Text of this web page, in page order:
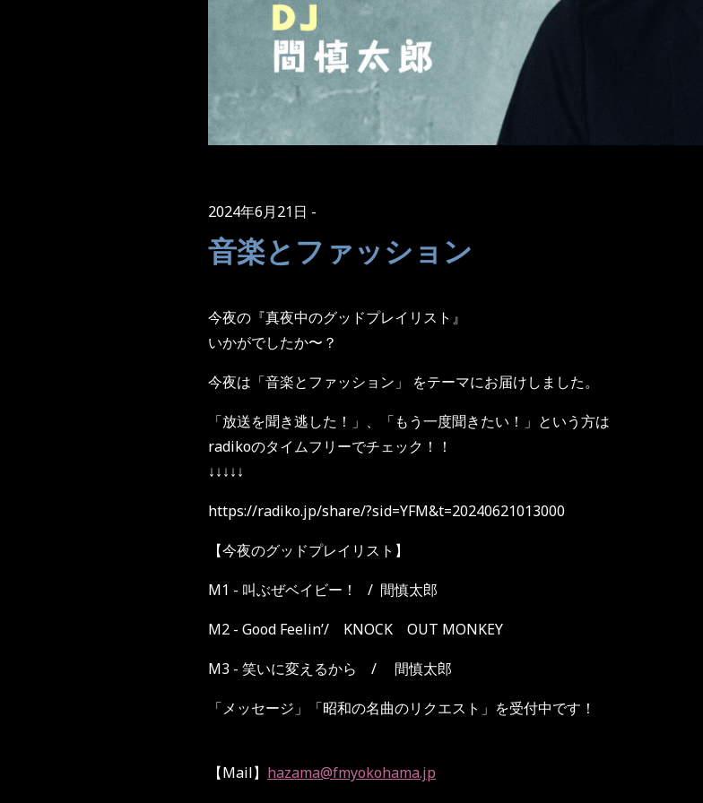
2024年6月21日
音楽とファッション
今夜の『真夜中のグッドプレイリスト』
いかがでしたか〜？
今夜は「音楽とファッション」 をテーマにお届けしました。
「放送を聞き逃した！」、「もう一度聞きたい！」という方は
radikoのタイムフリーでチェック！！
↓↓↓↓↓
https://radiko.jp/share/?sid=YFM&t=20240621013000
【今夜のグッドプレイリスト】
M1 - 叫ぶぜベイビー！
/ 間慎太郎
M2 - Good Feelin’/ KNOCK OUT MONKEY
M3 - 笑いに変えるから /
間慎太郎
「メッセージ」「昭和の名曲のリクエスト」を受付中です！
【Mail】 hazama@fmyokohama.jp